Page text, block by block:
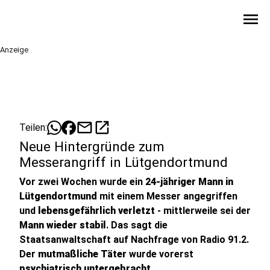
menu
Anzeige
Teilen: mailopen_in_new
Neue Hintergründe zum
Messerangriff in Lütgendortmund
Vor zwei Wochen wurde ein 24-jähriger Mann in
Lütgendortmund mit einem Messer angegriffen
und lebensgefährlich verletzt - mittlerweile sei der
Mann wieder stabil . Das sagt die
Staatsanwaltschaft auf Nachfrage von Radio 91.2.
Der mutmaßliche Täter wurde vorerst